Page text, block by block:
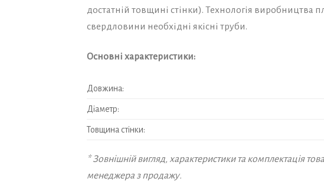
достатній товщині стінки). Технологія виробництва
свердловини необхідні якісні труби.
Основні характеристики:
Довжина:
Діаметр:
Товщина стінки:
* Зовнішній вигляд, характеристики та комплектація
менеджера з продажу.